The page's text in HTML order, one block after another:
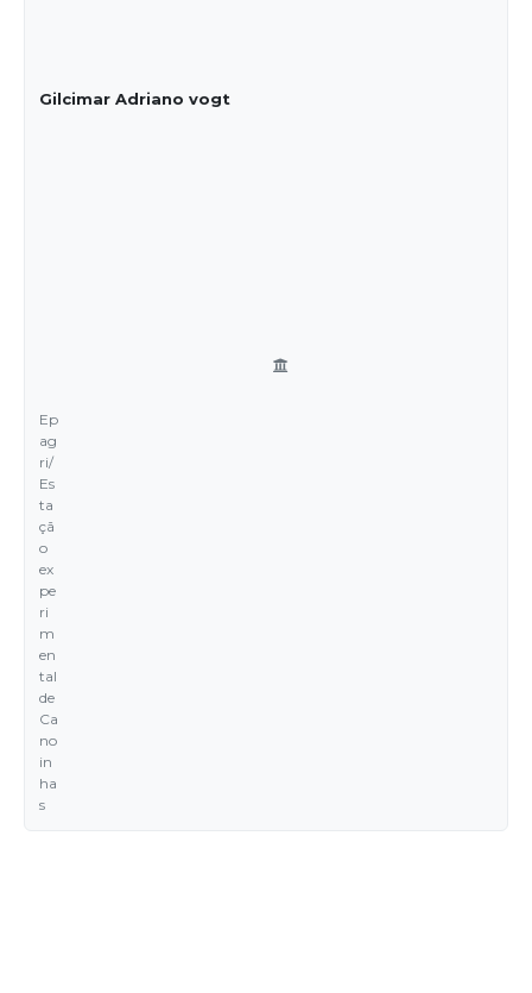
Gilcimar Adriano vogt
Ep
ag
ri/
Es
ta
çã
o
ex
pe
ri
m
en
tal
de
Ca
no
in
ha
s